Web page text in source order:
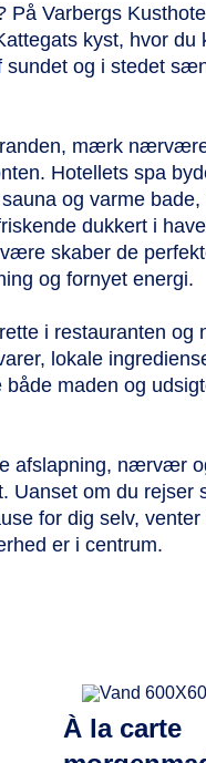
Varbergs
kyst, hvor du
sundet og i stedet
mærk
Hotellets spa
og varme bade,
dukkert i
skaber de
og fornyet energi.
i restauranten og
lokale
maden og
afslapning, nærvær
Uanset om du rejser
for dig selv, venter
er i centrum.
À la carte